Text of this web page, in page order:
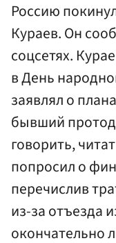
Россию
Кураев. Он
соцсетях.
в День
заявлял о
бывший
говорить,
попросил о
перечислив
из-за отъезда
окончательно